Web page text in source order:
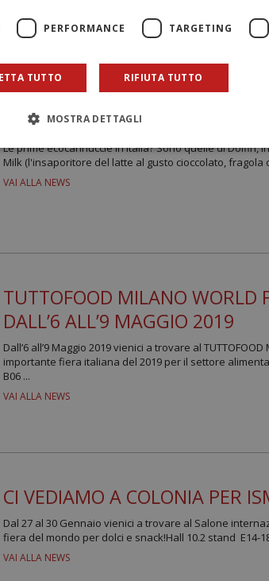
LE PRIME ECOCANNUCCIE IN
DI DOLFIN!
Le prime ecocannuccie in Italia? Sono quelle di Dolfin,
Milk (l'insaporitore del latte al gusto cioccolato, fragola
VAI ALLA NEWS
TUTTOFOOD MILANO WORLD
DALL’6 ALL’9 MAGGIO 2019
Dall’6 all’9 Maggio 2019 vienici a trovare al
importante fiera italiana del 2019 per il settore
B06 ...
VAI ALLA NEWS
CI VEDIAMO A COLONIA PER
Dal 27 al 30 Gennaio vienici a trovare al Salone
fiera del mondo per dolci e snack!Hall 10.2 stand E14-
VAI ALLA NEWS
PERFORMANCE TARGETING
TUTTO RIFIUTA TUTTO
MOSTRA DETTAGLI